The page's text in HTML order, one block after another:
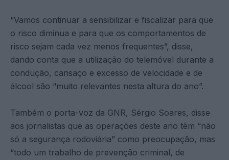
“Vamos continuar a sensibilizar e fiscalizar para que
o risco diminua e para que os comportamentos de
risco sejam cada vez menos frequentes”, disse,
dando conta que a utilização do telemóvel durante a
condução, cansaço e excesso de velocidade e de
álcool são “muito relevantes nesta altura do ano”.
Também o porta-voz da GNR, Sérgio Soares, disse
aos jornalistas que as operações deste ano têm “não
só a segurança rodoviária” como preocupação, mas
“todo um trabalho de prevenção criminal, de